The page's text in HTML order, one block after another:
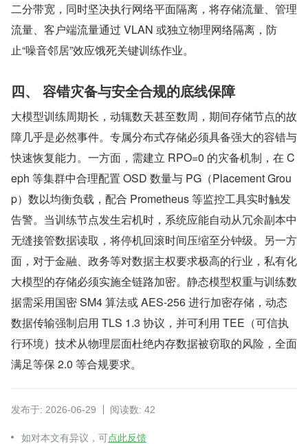
二分带宽，同时坚决执行网络平面隔离，将存储流量、管理
流量、客户端流量通过 VLAN 或独立物理网络隔离，防
止“噪音邻居”效应饿死关键训练作业。
四、 容错灾备与安全合规的底线保障
大模型训练周期长，动辄数天甚至数周，期间存储节点的故
障几乎是必然事件。专属分布式存储必须具备强大的容错与
快速恢复能力。一方面，需建立 RPO=0 的灾备机制，在 C
eph 等集群中合理配置 OSD 数量与 PG（Placement Grou
p）数以均衡负载，配合 Prometheus 等监控工具实时触发
告警。当训练节点发生宕机时，系统应能自动从冗余副本中
无缝接管数据读取，将停机回滚时间压缩至分钟级。另一方
面，对于金融、政务等对数据主权要求极高的行业，私有化
大模型的存储必须实施全链路加密。静态模型权重与训练数
据需采用国密 SM4 算法或 AES-256 进行加密存储，动态
数据传输强制启用 TLS 1.3 协议，并可利用 TEE（可信执
行环境）技术从物理层面杜绝内存数据被窃取的风险，全面
满足等保 2.0 等合规要求。
发布于: 2026-06-29 阅读数: 42
如对本文有异议，可点此反馈